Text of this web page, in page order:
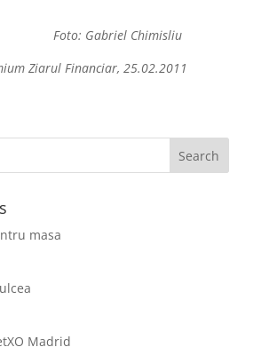
Chimisliu
Ziarul Financiar, 25.02.2011
masa
Madrid